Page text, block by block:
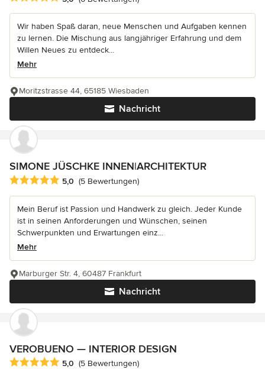
Wir haben Spaß daran, neue Menschen und Aufgaben kennen
zu lernen. Die Mischung aus langjähriger Erfahrung und dem
Willen Neues zu entdeck...
Mehr
Nachricht
Moritzstrasse 44, 65185 Wiesbaden
SIMONE JÜSCHKE INNEN|ARCHITEKTUR
Durchschnittliche Bewertung: 5 von 5 Sternen
5,0 (5 Bewertungen)
Mein Beruf ist Passion und Handwerk zu gleich. Jeder Kunde
ist in seinen Anforderungen und Wünschen, seinen
Schwerpunkten und Erwartungen einz...
Mehr
Nachricht
Marburger Str. 4, 60487 Frankfurt
VEROBUENO — INTERIOR DESIGN
Durchschnittliche Bewertung: 5 von 5 Sternen
5,0 (5 Bewertungen)